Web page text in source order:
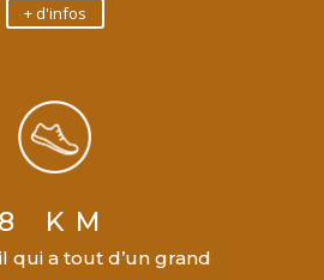
+ d'infos
8 KM
qui a tout d’un grand